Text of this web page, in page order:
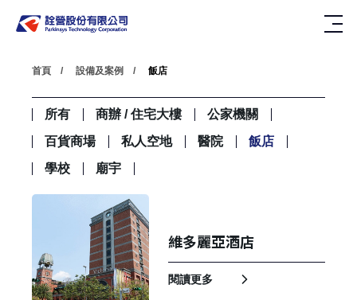
首頁 設備及案例 飯店
所有 商辦 / 住宅大樓
公家機關
百貨商場
私人空地 醫院
飯店
學校
廟宇
維多麗亞酒店
閱讀更多